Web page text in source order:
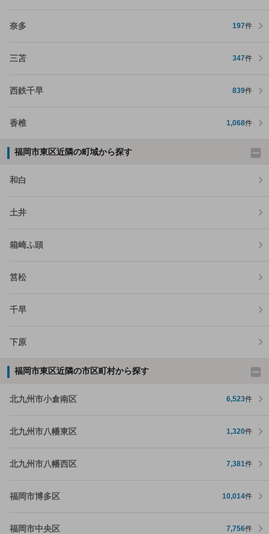
奈多 197件
三苫 347件
西鉄千早 839件
香椎 1,068件
福岡市東区近隣の町域から探す
和白
土井
箱崎ふ頭
筥松
千早
下原
福岡市東区近隣の市区町村から探す
北九州市小倉南区 6,523件
北九州市八幡東区 1,320件
北九州市八幡西区 7,381件
福岡市博多区 10,014件
福岡市中央区 7,756件